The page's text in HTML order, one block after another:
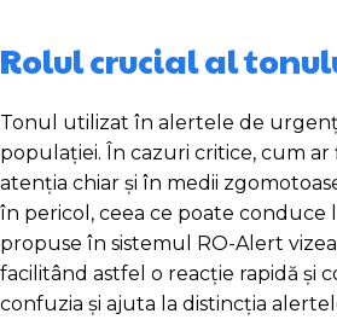
Rolul crucial al
Tonul utilizat în alertele de
populației. În cazuri critice, cum
atenția chiar și în medii
în pericol, ceea ce poate conduce
propuse în sistemul RO-Alert
facilitând astfel o reacție rapidă și
confuzia și ajuta la distincția